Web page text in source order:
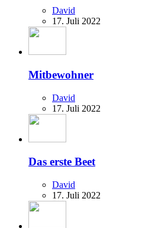
David
17. Juli 2022
Mitbewohner
David
17. Juli 2022
Das erste Beet
David
17. Juli 2022